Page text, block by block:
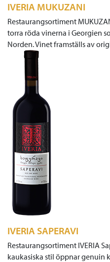
IVERIA MUKUZANI
Restaurangsortiment
torra röda vinerna i Georgien
Norden. Vinet framställs av
IVERIA SAPERAVI
Restaurangsortiment IVERIA
kaukasiska stil öppnar genuin